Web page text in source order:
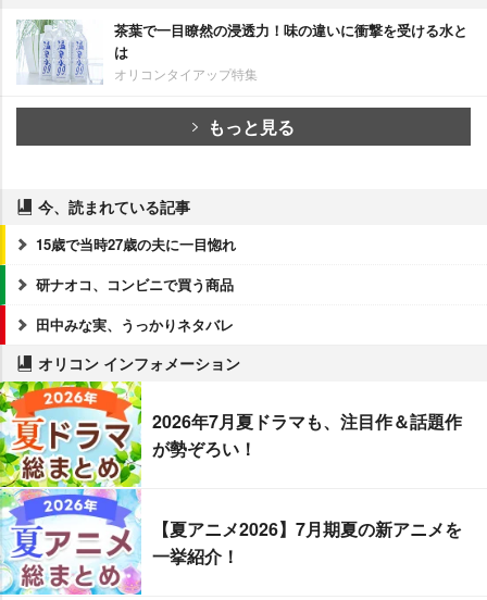
茶葉で一目瞭然の浸透力！味の違いに衝撃を受ける水と
は
オリコンタイアップ特集
もっと見る
今、読まれている記事
15歳で当時27歳の夫に一目惚れ
研ナオコ、コンビニで買う商品
田中みな実、うっかりネタバレ
オリコン インフォメーション
2026年7月夏ドラマも、注目作＆話題作
が勢ぞろい！
【夏アニメ2026】7月期夏の新アニメを
一挙紹介！